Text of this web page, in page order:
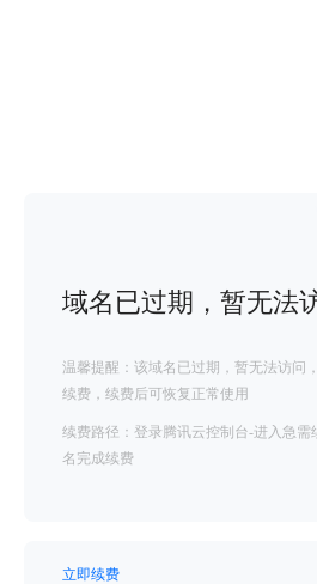
域名已过期，暂无法
温馨提醒：该域名已过期，暂无法访问
续费，续费后可恢复正常使用
续费路径：登录腾讯云控制台-进入急需
名完成续费
立即续费